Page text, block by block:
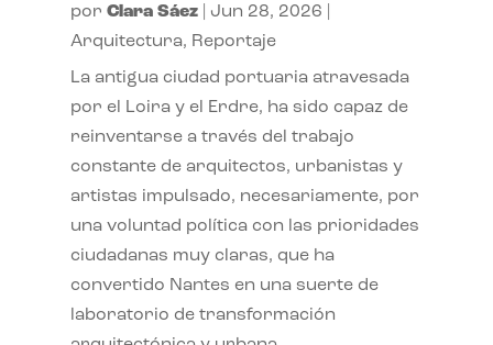
por Clara Sáez| Jun 28, 2026
Arquitectura, Reportaje
La antigua ciudad portuaria atravesada
por el Loira y el Erdre, ha sido capaz de
reinventarse a través del trabajo
constante de arquitectos, urbanistas y
artistas impulsado, necesariamente, por
una voluntad política con las prioridades
ciudadanas muy claras, que ha
convertido Nantes en una suerte de
laboratorio de transformación